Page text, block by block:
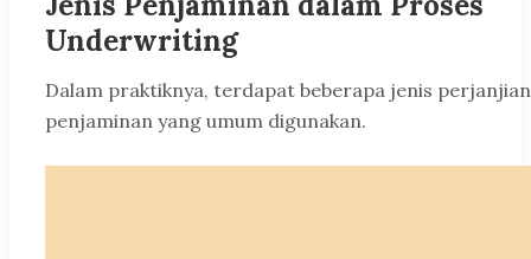
Underwriting
Dalam praktiknya, terdapat beberapa jenis perjanjian
penjaminan yang umum digunakan.